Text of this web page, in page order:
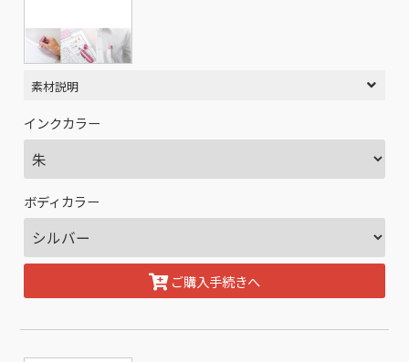
素材説明
インクカラー
ボディカラー
ご購入手続きへ